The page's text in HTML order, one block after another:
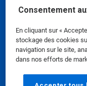
Consentement
En cliquant sur «
stockage des cookies
navigation sur le site,
dans nos efforts de
Fiches